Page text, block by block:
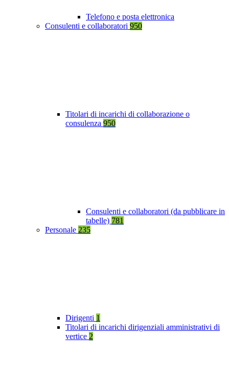
Telefono e posta elettronica
Consulenti e collaboratori 950
Titolari di incarichi di collaborazione o
consulenza 950
Consulenti e collaboratori (da pubblicare in
tabelle) 781
Personale 235
Dirigenti 1
Titolari di incarichi dirigenziali amministrativi di
vertice 2